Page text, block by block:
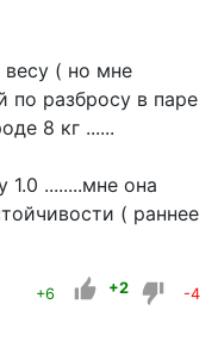
весу ( но мне
по разбросу в паре
8 кг ......
........мне она
( раннее
+6 +2 -4